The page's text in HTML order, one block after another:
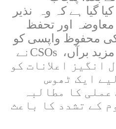
گیا ہے کہ وہ نذیر
اور تحفظ
کی محفوظ واپسی کو
برآں، CSOs نے
انگیز اعلانات کو
ایک ٹھوس
کا مطالبہ
کے تشدد کا باعث